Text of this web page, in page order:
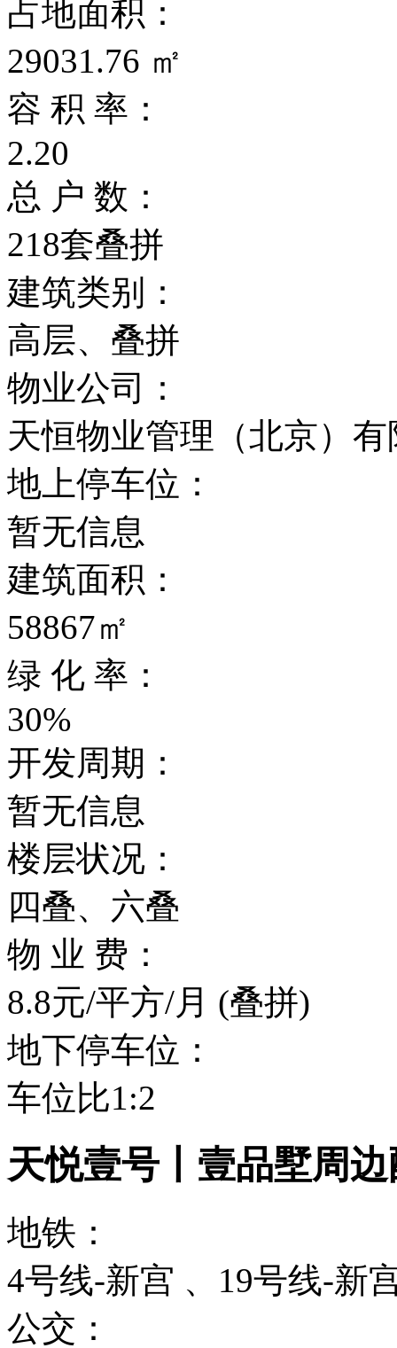
占地面积：
29031.76 ㎡
容 积 率：
2.20
总 户 数：
218套叠拼
建筑类别：
高层、叠拼
物业公司：
天恒物业管理（北京）
地上停车位：
暂无信息
建筑面积：
58867㎡
绿 化 率：
30%
开发周期：
暂无信息
楼层状况：
四叠、六叠
物 业 费：
8.8元/平方/月 (叠拼)
地下停车位：
车位比1:2
天悦壹号丨壹品墅周
地铁：
4号线-新宫 、19号线-新
公交：